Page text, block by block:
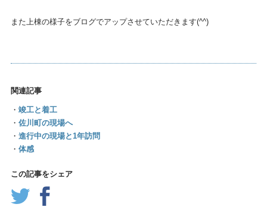
また上棟の様子をブログでアップさせていただきます(^^)
関連記事
・ 竣工と着工
・ 佐川町の現場へ
・ 進行中の現場と1年訪問
・ 体感
この記事をシェア